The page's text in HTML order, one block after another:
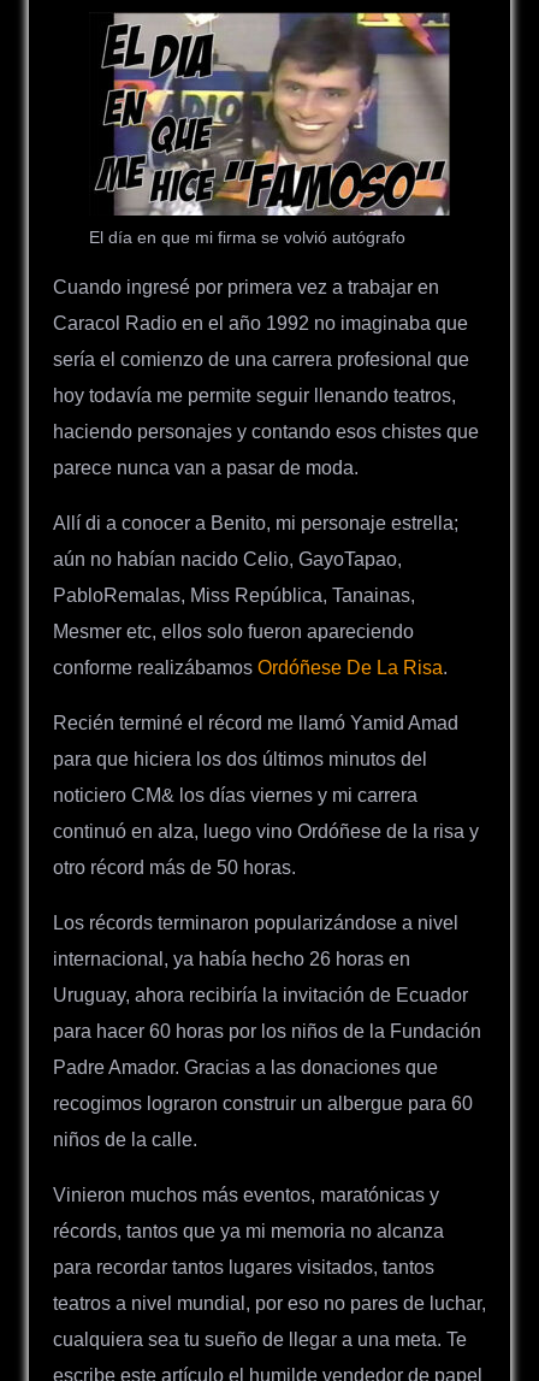
El día en que mi firma se volvió autógrafo
Cuando ingresé por primera vez a trabajar en
Caracol Radio en el año 1992 no imaginaba que
sería el comienzo de una carrera profesional que
hoy todavía me permite seguir llenando teatros,
haciendo personajes y contando esos chistes que
parece nunca van a pasar de moda.
Allí di a conocer a Benito, mi personaje estrella;
aún no habían nacido Celio, GayoTapao,
PabloRemalas, Miss República, Tanainas,
Mesmer etc, ellos solo fueron apareciendo
conforme realizábamos Ordóñese De La Risa.
Recién terminé el récord me llamó Yamid Amad
para que hiciera los dos últimos minutos del
noticiero CM& los días viernes y mi carrera
continuó en alza, luego vino Ordóñese de la risa y
otro récord más de 50 horas.
Los récords terminaron popularizándose a nivel
internacional, ya había hecho 26 horas en
Uruguay, ahora recibiría la invitación de Ecuador
para hacer 60 horas por los niños de la Fundación
Padre Amador. Gracias a las donaciones que
recogimos lograron construir un albergue para 60
niños de la calle.
Vinieron muchos más eventos, maratónicas y
récords, tantos que ya mi memoria no alcanza
para recordar tantos lugares visitados, tantos
teatros a nivel mundial, por eso no pares de luchar,
cualquiera sea tu sueño de llegar a una meta. Te
escribe este artículo el humilde vendedor de papel